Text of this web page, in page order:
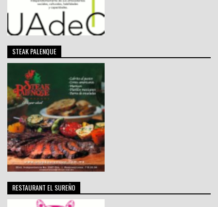
STEAK PALENQUE
RESTAURANT EL SUREÑO